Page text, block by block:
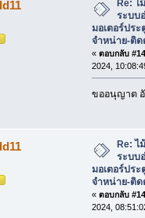
Re: ไ
ระบบ
มอเตอร์ประ
จำหน่าย-ติด
« ตอบกลับ
2024,
ขออนุญาต
Re: ไ
ระบบ
มอเตอร์ประ
จำหน่าย-ติด
« ตอบกลับ
2024,